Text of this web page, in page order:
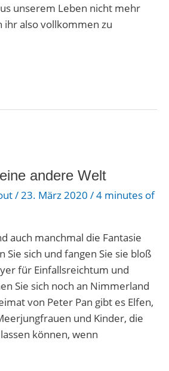
unserem Leben nicht mehr
ihr also vollkommen zu
andere Welt
/ 23. März 2020 /4 minutes of
auch manchmal die Fantasie
Sie sich und fangen Sie sie bloß
für Einfallsreichtum und
Sie sich noch an Nimmerland
von Peter Pan gibt es Elfen,
und Kinder, die
können, wenn